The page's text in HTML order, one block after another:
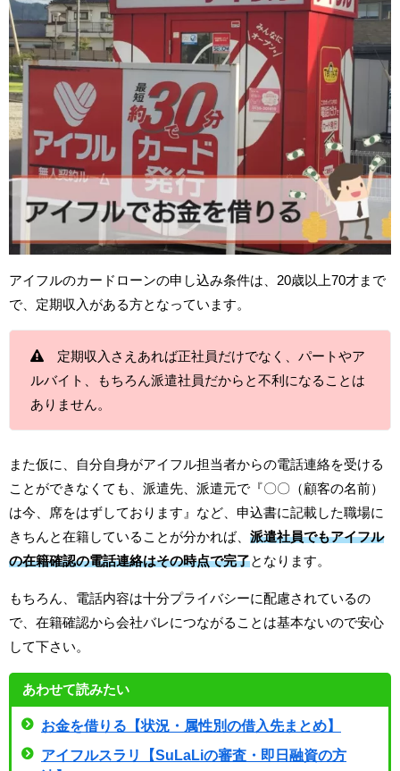
アイフルのカードローンの申し込み条件は、20歳以上70才まで
で、定期収入がある方となっています。
定期収入さえあれば正社員だけでなく、パートやア
ルバイト、もちろん派遣社員だからと不利になることは
ありません。
また仮に、自分自身がアイフル担当者からの電話連絡を受ける
ことができなくても、派遣先、派遣元で『〇〇（顧客の名前）
は今、席をはずしております』など、申込書に記載した職場に
きちんと在籍していることが分かれば、 派遣社員でもアイフル
の在籍確認の電話連絡はその時点で完了となります。
もちろん、電話内容は十分プライバシーに配慮されているの
で、在籍確認から会社バレにつながることは基本ないので安心
して下さい。
あわせて読みたい
お金を借りる【状況・属性別の借入先まとめ】
アイフルスラリ【SuLaLiの審査・即日融資の方